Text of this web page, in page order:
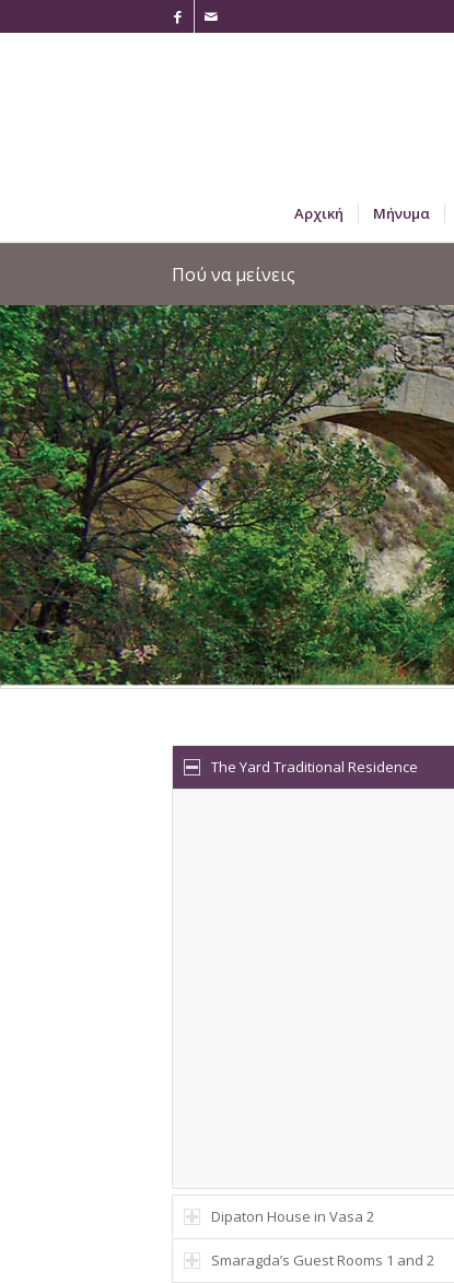
Αρχική Μήνυμα
Πού να μείνεις
The Yard Traditional Residence
Dipaton House in Vasa 2
Smaragda’s Guest Rooms 1 and 2